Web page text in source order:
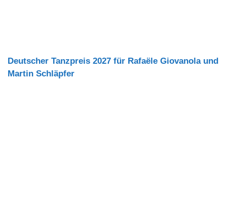
Deutscher Tanzpreis 2027 für Rafaële Giovanola und
Martin Schläpfer